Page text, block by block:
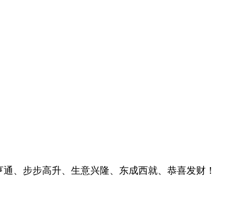
、步步高升、生意兴隆、东成西就、恭喜发财！